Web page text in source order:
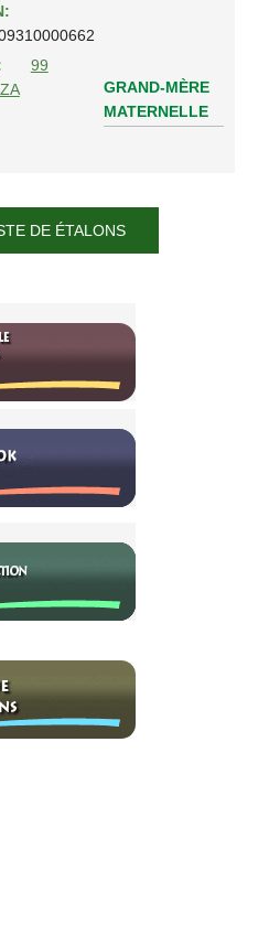
99
GRAND-MÈRE
MATERNELLE
DE ÉTALONS